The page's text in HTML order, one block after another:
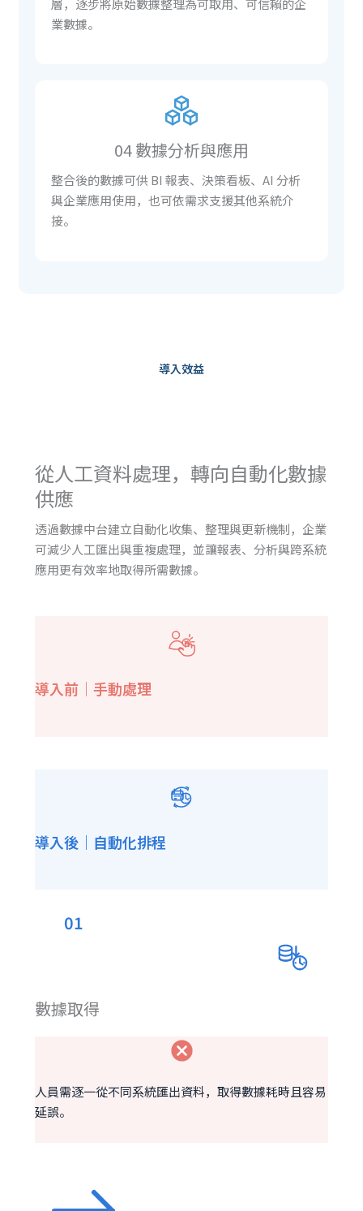
業數據。
04 數據分析與應用
整合後的數據可供 BI 報表、決策看板、AI 分析
與企業應用使用，也可依需求支援其他系統介
接。
導入效益
從人工資料處理，轉向自動化數據
供應
透過數據中台建立自動化收集、整理與更新機制，企業
可減少人工匯出與重複處理，並讓報表、分析與跨系統
應用更有效率地取得所需數據。
導入前｜手動處理
導入後｜自動化排程
01
數據取得
人員需逐一從不同系統匯出資料，取得數據耗時且容易
延誤。